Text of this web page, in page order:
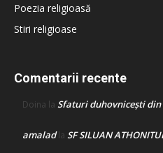
Poezia religioasă
Stiri religioase
Comentarii recente
Doina la Sfaturi duhovnicești din
amaladla SF SILUAN